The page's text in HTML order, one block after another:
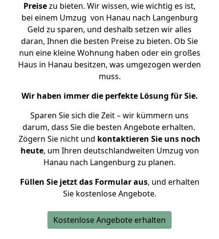
Preisezu bieten. Wir wissen, wie wichtig es ist,
bei einem Umzug von Hanau nach Langenburg
Geld zu sparen, und deshalb setzen wir alles
daran, Ihnen die besten Preise zu bieten. Ob Sie
nun eine kleine Wohnung haben oder ein großes
Haus in Hanau besitzen, was umgezogen werden
muss.
Wir haben immer die perfekte Lösung für Sie.
Sparen Sie sich die Zeit – wir kümmern uns
darum, dass Sie die besten Angebote erhalten.
Zögern Sie nicht und kontaktieren Sie uns noch
heute, um Ihren deutschlandweiten Umzug von
Hanau nach Langenburg zu planen.
Füllen Sie jetzt das Formular aus, und erhalten
Sie kostenlose Angebote.
Kostenlose Angebote erhalten